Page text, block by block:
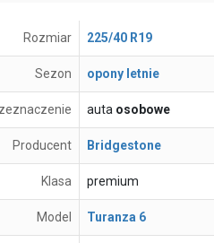
Rozmiar 225/40 R19
Sezon opony letnie
auta osobowe
Producent Bridgestone
Klasa premium
Model Turanza 6